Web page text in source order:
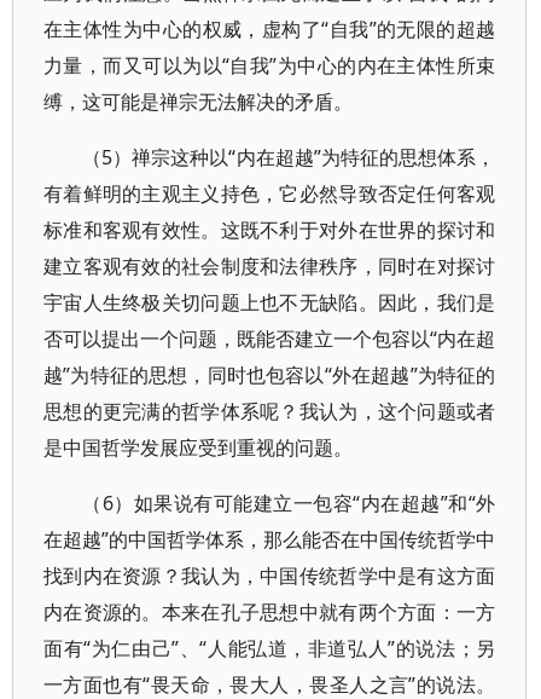
在主体性为中心的权威，虚构了“自我”的无限的超越
力量，而又可以为以“自我”为中心的内在主体性所束
缚，这可能是禅宗无法解决的矛盾。
（5）禅宗这种以“内在超越”为特征的思想体系，
有着鲜明的主观主义持色，它必然导致否定任何客观
标准和客观有效性。这既不利于对外在世界的探讨和
建立客观有效的社会制度和法律秩序，同时在对探讨
宇宙人生终极关切问题上也不无缺陷。因此，我们是
否可以提出一个问题，既能否建立一个包容以“内在超
越”为特征的思想，同时也包容以“外在超越”为特征的
思想的更完满的哲学体系呢？我认为，这个问题或者
是中国哲学发展应受到重视的问题。
（6）如果说有可能建立一包容“内在超越”和“外
在超越”的中国哲学体系，那么能否在中国传统哲学中
找到内在资源？我认为，中国传统哲学中是有这方面
内在资源的。本来在孔子思想中就有两个方面：一方
面有“为仁由己”、“人能弘道，非道弘人”的说法；另
一方面也有“畏天命，畏大人，畏圣人之言”的说法。